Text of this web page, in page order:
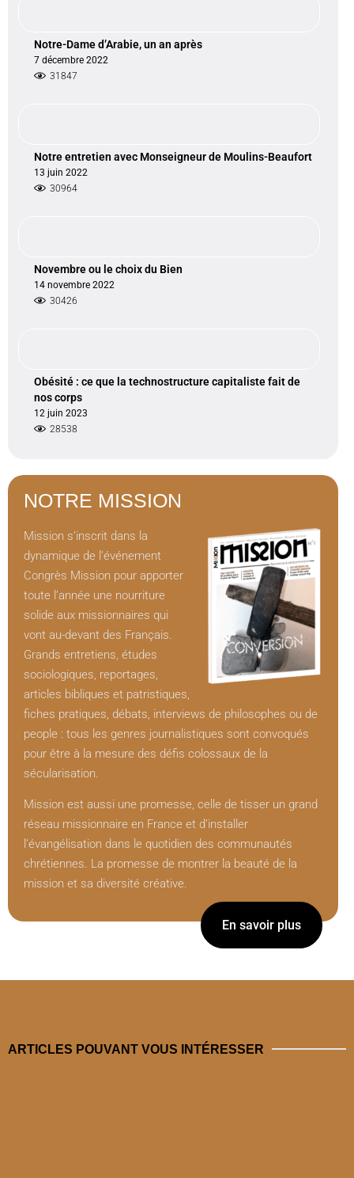
Notre-Dame d’Arabie, un an après
7 décembre 2022
31847
Notre entretien avec Monseigneur de Moulins-Beaufort
13 juin 2022
30964
Novembre ou le choix du Bien
14 novembre 2022
30426
Obésité : ce que la technostructure capitaliste fait de
nos corps
12 juin 2023
28538
NOTRE MISSION
Mission s’inscrit dans la
dynamique de l’événement
Congrès Mission pour apporter
toute l’année une nourriture
solide aux missionnaires qui
vont au-devant des Français.
Grands entretiens, études
sociologiques, reportages,
articles bibliques et patristiques,
fiches pratiques, débats, interviews de philosophes ou de
people : tous les genres journalistiques sont convoqués
pour être à la mesure des défis colossaux de la
sécularisation.
Mission est aussi une promesse, celle de tisser un grand
réseau missionnaire en France et d’installer
l’évangélisation dans le quotidien des communautés
chrétiennes. La promesse de montrer la beauté de la
mission et sa diversité créative.
En savoir plus
ARTICLES POUVANT VOUS INTÉRESSER